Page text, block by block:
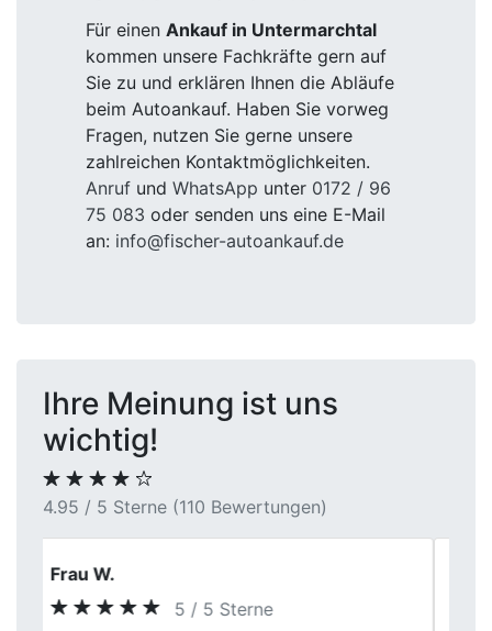
Für einen Ankauf in Untermarchtal
kommen unsere Fachkräfte gern auf
Sie zu und erklären Ihnen die Abläufe
beim Autoankauf. Haben Sie vorweg
Fragen, nutzen Sie gerne unsere
zahlreichen Kontaktmöglichkeiten.
Anruf und WhatsApp unter 0172 / 96
75 083 oder senden uns eine E-Mail
an: info@fischer-autoankauf.de
Ihre Meinung ist uns
wichtig!
4.95 / 5 Sterne (110 Bewertungen)
Patrick S.
5 / 5 Sterne